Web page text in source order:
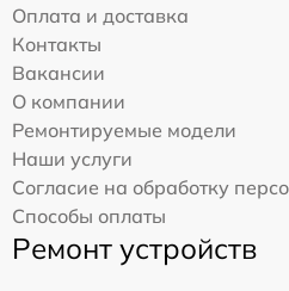
Оплата и доставка
Контакты
Вакансии
О компании
Ремонтируемые модели
Наши услуги
Согласие на обработку
Способы оплаты
Ремонт устройств